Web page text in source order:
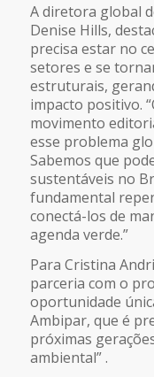
A diretora global
Denise Hills,
precisa estar no
setores e se
estruturais,
impacto positivo.
movimento
esse problema
Sabemos que
sustentáveis no
fundamental
conectá-los de
agenda verde.”
Para Cristina
parceria com o
oportunidade
Ambipar, que é
próximas
ambiental” .